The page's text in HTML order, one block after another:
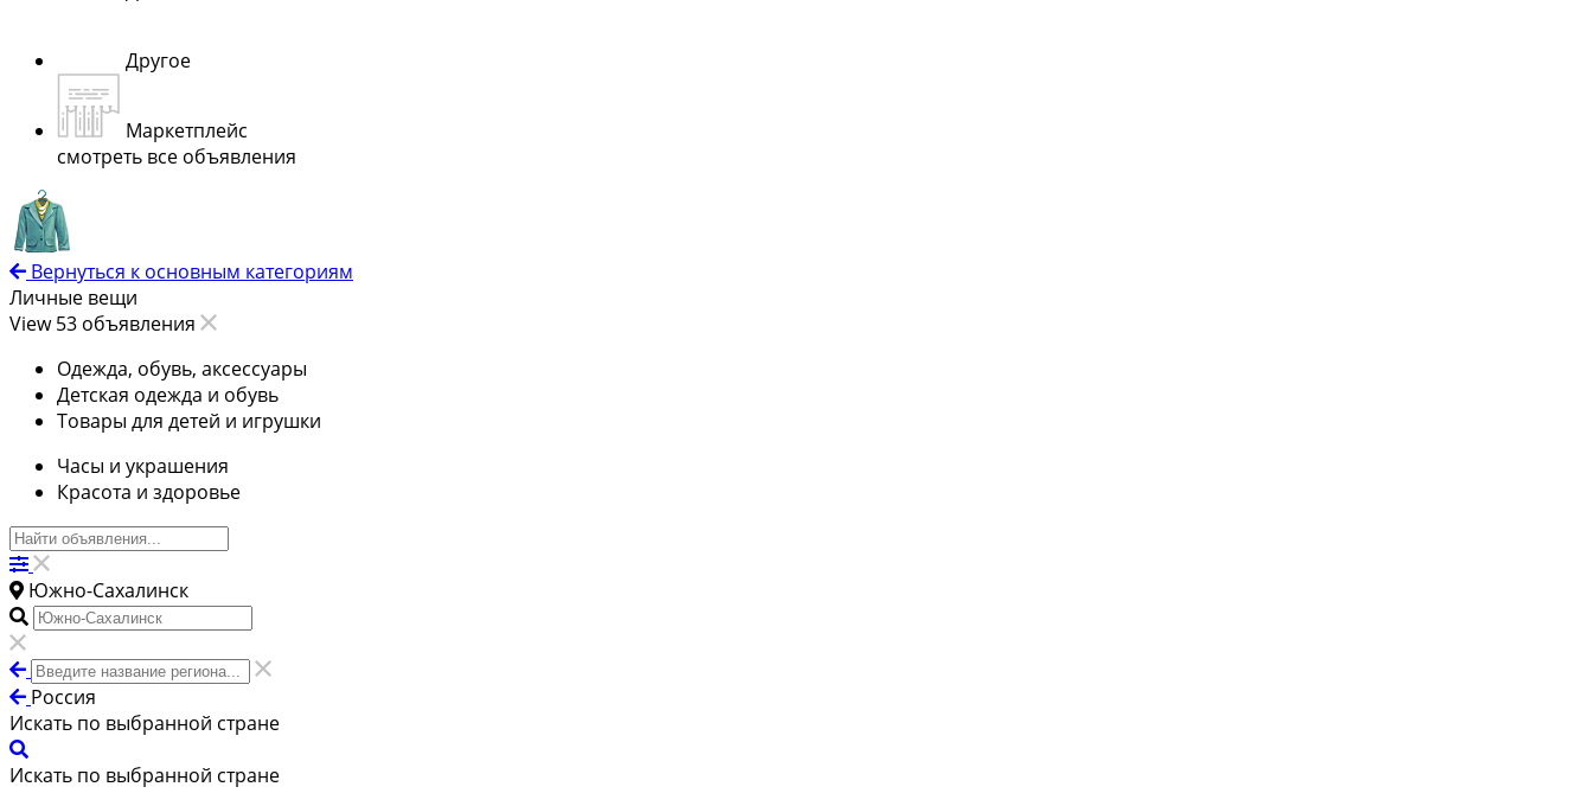
Другое
Маркетплейс
смотреть все объявления
Вернуться к основным категориям
Личные вещи
View 53 объявления
Одежда, обувь, аксессуары
Детская одежда и обувь
Товары для детей и игрушки
Часы и украшения
Красота и здоровье
Южно-Сахалинск
Россия
Искать по выбранной стране
Искать по выбранной стране